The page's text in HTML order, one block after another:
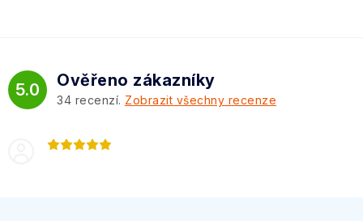
5.0 Ověřeno zákazníky
34 recenzí. Zobrazit všechny recenze